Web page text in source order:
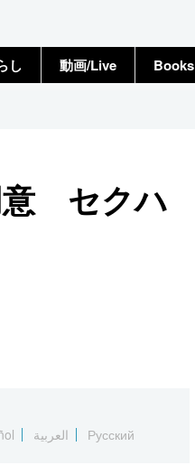
し 動画/Live Books
意 セクハ
العربية Русский